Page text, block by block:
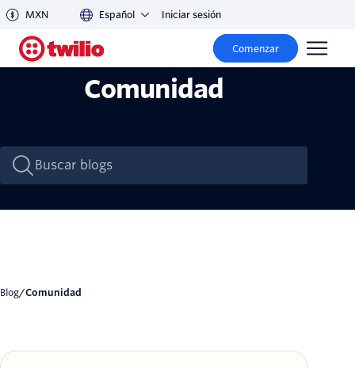
MXN Español Iniciar sesión
Comenzar
Comunidad
Blog/ Comunidad